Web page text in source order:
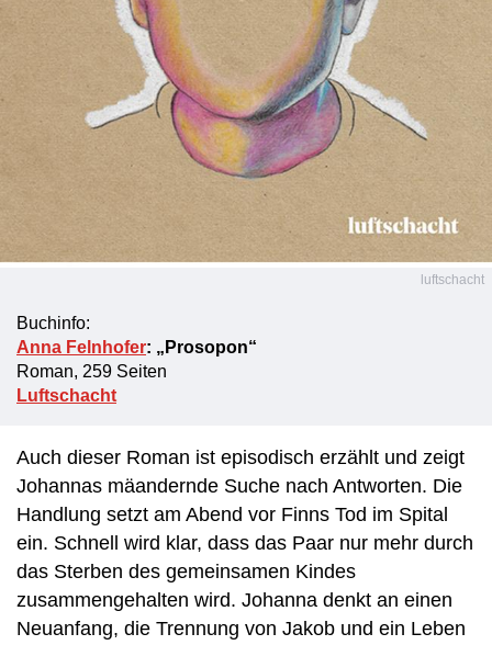
luftschacht
Buchinfo:
Anna Felnhofer: „Prosopon“
Roman, 259 Seiten
Luftschacht
Auch dieser Roman ist episodisch erzählt und zeigt
Johannas mäandernde Suche nach Antworten. Die
Handlung setzt am Abend vor Finns Tod im Spital
ein. Schnell wird klar, dass das Paar nur mehr durch
das Sterben des gemeinsamen Kindes
zusammengehalten wird. Johanna denkt an einen
Neuanfang, die Trennung von Jakob und ein Leben